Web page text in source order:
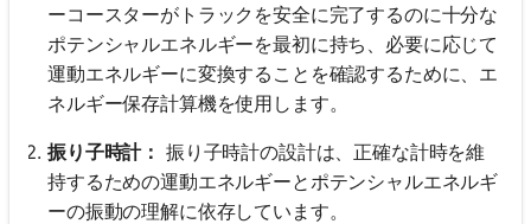
ーコースターがトラックを安全に完了するのに十分な
ポテンシャルエネルギーを最初に持ち、必要に応じて
運動エネルギーに変換することを確認するために、エ
ネルギー保存計算機を使用します。
振り子時計： 振り子時計の設計は、正確な計時を維
持するための運動エネルギーとポテンシャルエネルギ
ーの振動の理解に依存しています。